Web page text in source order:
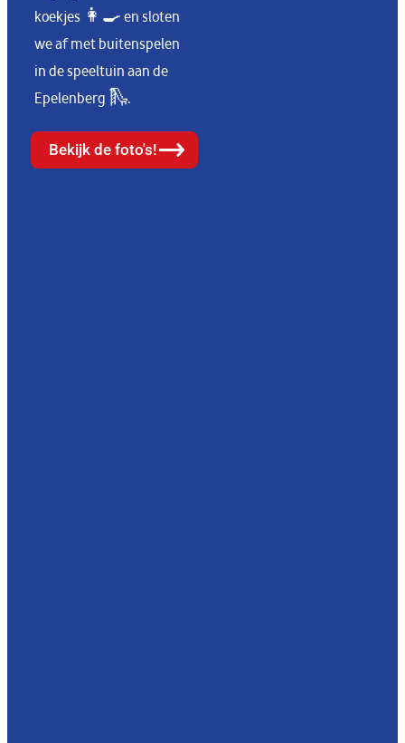
koekjes 👩‍🍳 en sloten
we af met buitenspelen
in de speeltuin aan de
Epelenberg 🛝.
Bekijk de foto's!